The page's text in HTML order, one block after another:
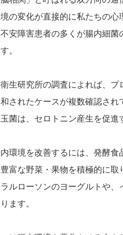
の変化が直接的に私たちの
安障害患者の多くが腸内細
。
生研究所の調査によれば、
されたケースが複数確認さ
菌は、セロトニン産生を促進
環境を改善するには、発酵
富な野菜・果物を積極的に
ルローソンのヨーグルトや
ます。